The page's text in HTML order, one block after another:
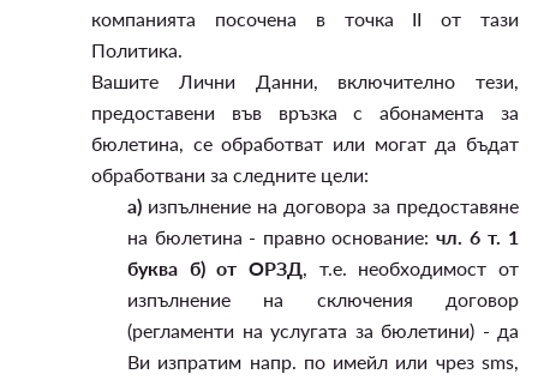
компанията посочена в точка II от тази
Политика.
Вашите Лични Данни, включително тези,
предоставени във връзка с абонамента за
бюлетина, се обработват или могат да бъдат
обработвани за следните цели:
а) изпълнение на договора за предоставяне
на бюлетина - правно основание: чл. 6 т. 1
буква б) от ОРЗД, т.е. необходимост от
изпълнение на сключения договор
(регламенти на услугата за бюлетини) - да
Ви изпратим напр. по имейл или чрез sms,